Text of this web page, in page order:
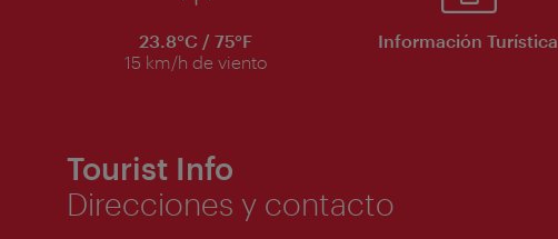
23.8°C / 75°F
15 km/h de viento
Información Turística
Tourist Info
Direcciones y contacto